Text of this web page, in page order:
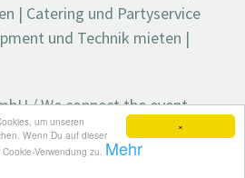
×
um unseren
Wenn Du auf dieser
Verwendung zu. Mehr
| Catering und Partyservice
und Technik mieten |
/ We connect the event
für die Eventplanung /
Magazin und mehr